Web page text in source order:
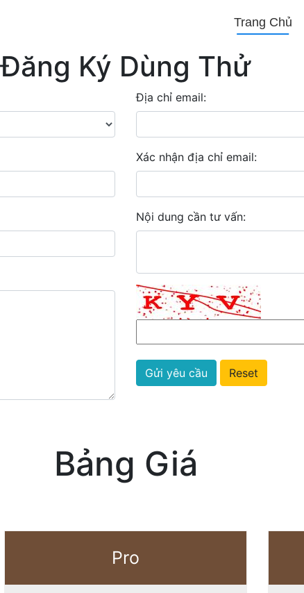
Trang Chủ
Đăng Ký Dùng Thử
Địa chỉ email:
Xác nhận địa chỉ email:
Nội dung cần tư vấn:
Reset
Bảng Giá
Pro